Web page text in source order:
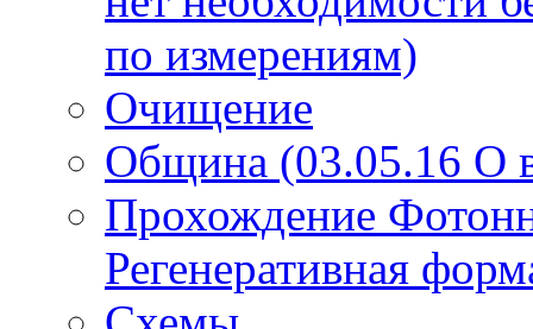
по измерениям)
Очищение
Община (03.05.16 О
Прохождение
Регенеративная